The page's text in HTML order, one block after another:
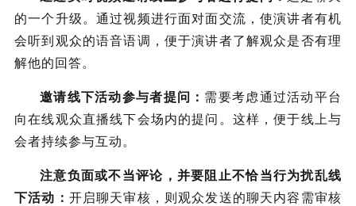
的一个升级。通过视频进行面对面交流，使演讲者有机
会听到观众的语音语调，便于演讲者了解观众是否有理
解他的回答。
邀请线下活动参与者提问： 需要考虑通过活动平台
向在线观众直播线下会场内的提问。这样，便于线上与
会者持续参与互动。
注意负面或不当评论，并要阻止不恰当行为扰乱线
下活动： 开启聊天审核，则观众发送的聊天内容需审核